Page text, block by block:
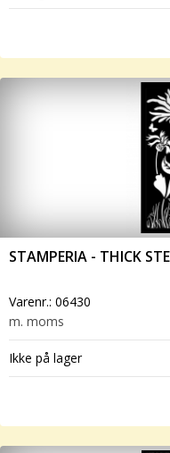
STAMPERIA - THICK
Varenr.: 06430
m. moms
Ikke på lager